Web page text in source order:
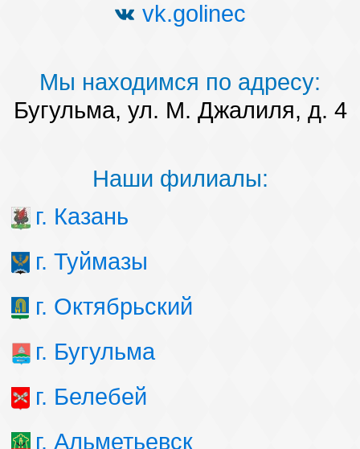
vk.golinec
Мы находимся по адресу:
Бугульма, ул. М. Джалиля, д. 4
Наши филиалы:
г. Казань
г. Туймазы
г. Октябрьский
г. Бугульма
г. Белебей
г. Альметьевск